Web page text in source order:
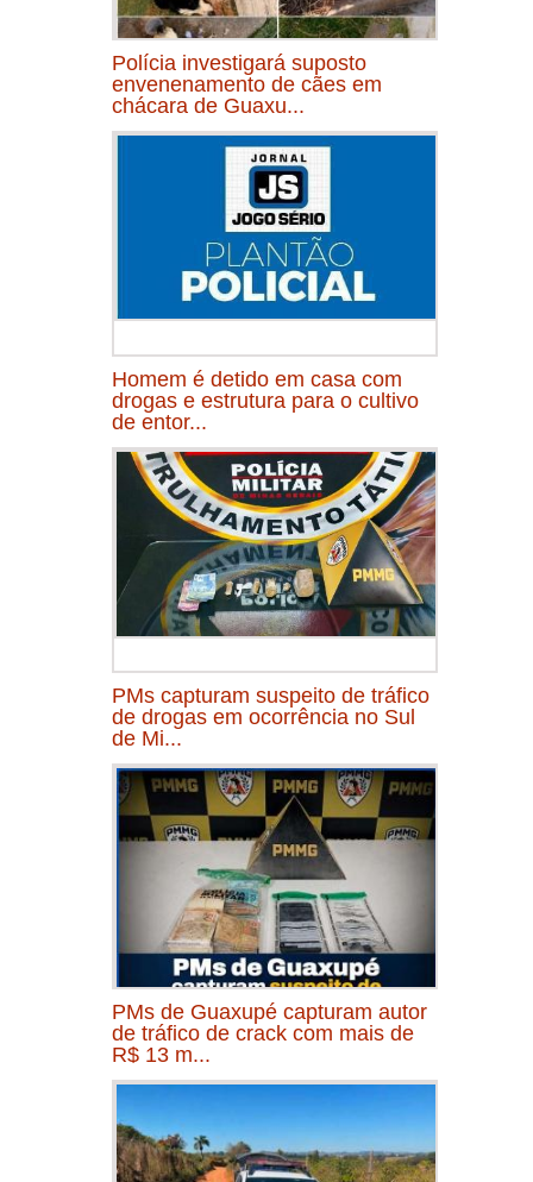
Polícia investigará suposto
envenenamento de cães em
chácara de Guaxu...
Homem é detido em casa com
drogas e estrutura para o cultivo
de entor...
PMs capturam suspeito de tráfico
de drogas em ocorrência no Sul
de Mi...
PMs de Guaxupé capturam autor
de tráfico de crack com mais de
R$ 13 m...